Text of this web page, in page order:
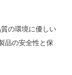
の環境に優しい
品の安全性と保